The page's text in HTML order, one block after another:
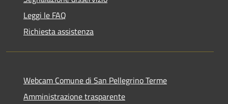
Leggi le FAQ
Richiesta assistenza
Webcam Comune di San Pellegrino Terme
Amministrazione trasparente